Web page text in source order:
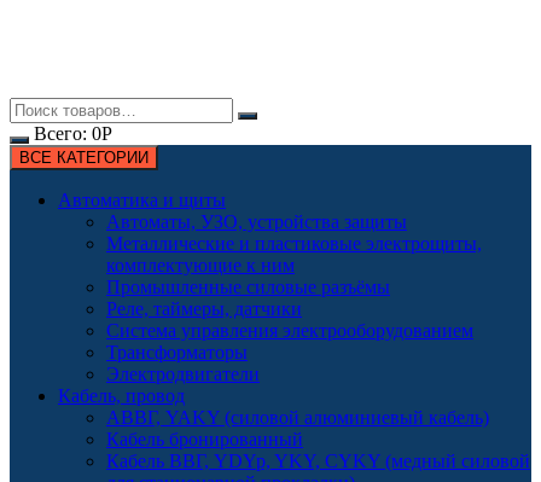
Всего: 0Р
ВСЕ КАТЕГОРИИ
Автоматика и щиты
Автоматы, УЗО, устройства защиты
Металлические и пластиковые электрощиты,
комплектующие к ним
Промышленные силовые разъёмы
Реле, таймеры, датчики
Система управления электрооборудованием
Трансформаторы
Электродвигатели
Кабель, провод
АВВГ, YAKY (силовой алюминиевый кабель)
Кабель бронированный
Кабель ВВГ, YDYp, YKY, CYKY (медный силовой